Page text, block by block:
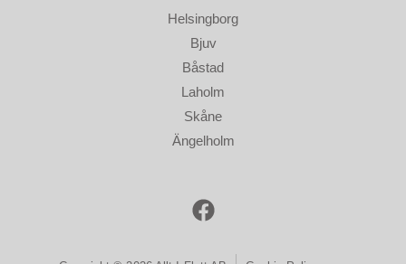
Helsingborg
Bjuv
Båstad
Laholm
Skåne
Ängelholm